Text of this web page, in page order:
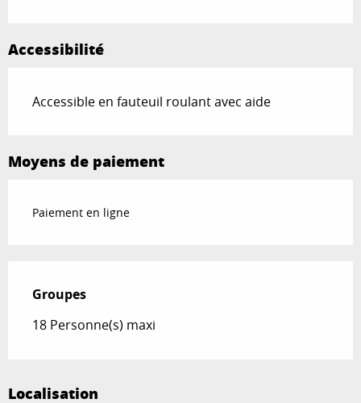
Accessibilité
Accessible en fauteuil roulant avec aide
Moyens de paiement
Paiement en ligne
Groupes
Groupes
18 Personne(s) maxi
Localisation